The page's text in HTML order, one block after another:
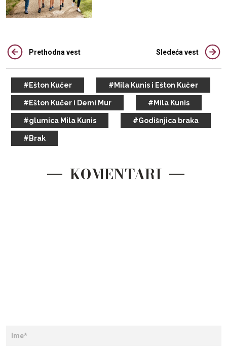
Prethodna vest Sledeća vest
#Ešton Kučer #Mila Kunis i Ešton Kučer
#Ešton Kučer i Demi Mur #Mila Kunis
#glumica Mila Kunis #Godišnjica braka
#Brak
KOMENTARI